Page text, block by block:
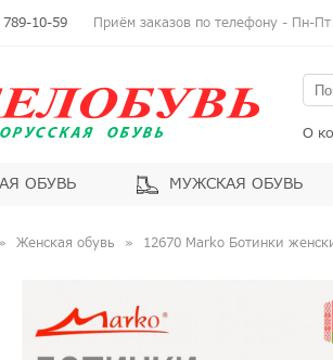
10-59 Приём заказов по телефону - Пн-
О
ОБУВЬ МУЖСКАЯ ОБУВЬ
Женская обувь 12670 Marko Ботинки